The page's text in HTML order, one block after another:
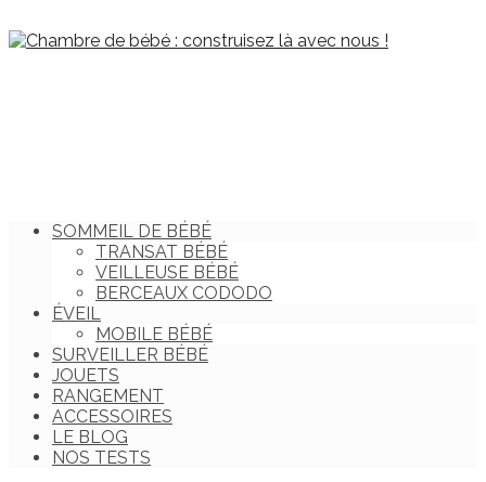
SOMMEIL DE BÉBÉ
TRANSAT BÉBÉ
VEILLEUSE BÉBÉ
BERCEAUX CODODO
ÉVEIL
MOBILE BÉBÉ
SURVEILLER BÉBÉ
JOUETS
RANGEMENT
ACCESSOIRES
LE BLOG
NOS TESTS